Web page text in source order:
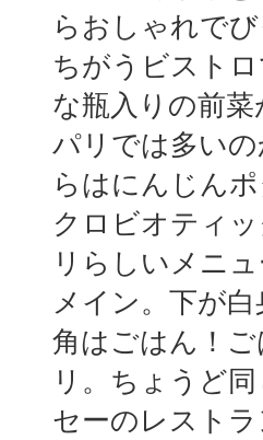
らおしゃれで
ちがうビスト
な瓶入りの前
パリでは多い
らはにんじん
クロビオティ
リらしいメニュ
メイン。下が
角はごはん！
リ。ちょうど
セーのレスト